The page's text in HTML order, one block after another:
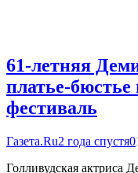
61-летняя
платье-
фестиваль
Газета.Ru2 года спустя0
Голливудская актриса